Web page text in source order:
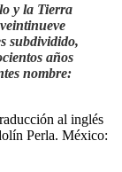
y la Tierra
subdividido,
años
nombre:
al inglés
Perla. México: